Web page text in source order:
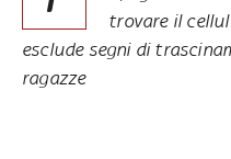
trovare il
esclude segni di
ragazze